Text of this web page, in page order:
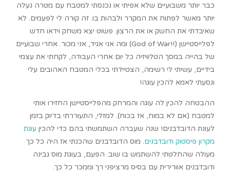
כבר יותר משבועיים שלא אפיתי או נכנסתי למטבח עם מטרה נעלה
יותר מאשר לפתוח את המקרר ולבהות בו. זה קורה לי לפעמים. לא
שאיבדתי את החשק או את הרצון. פשוט יצא משחק וידאו חדש
לפלייסטיישן (!!God of War) ומה אני אגיד, אני מכור. אחרי שבועיים
של בהייה במסך הטלוויזיה כל יום אחרי העבודה, לקחתי את עצמי
בידיים, עשיתי לי רשימה, הצטיידתי בכלי המטבח האהובים עלי
ונסעתי לאמא להכין עוגה!
ההבטחה להכין לה עוגה והמרחק מהפלייסטיישן החזירו אותי
למטבח (אם לא במוח, אז בכוח). למזלי, התעוררתי בדיוק בזמן
לעונת הדובדבנים! שנה שעברה השתמשתי בהם כדי להכין עוגת
מקרון פיסטוק ודובדבנים. מוס הדובדבנים שהכנתי אז היה כל כך
מעולה שהחלטתי להשתמש בו שוב. הפעם, בעוגת מוס גבינה
ודובדבנים אוורירית עם בסיס מרציפני רך וממכר כל כך.